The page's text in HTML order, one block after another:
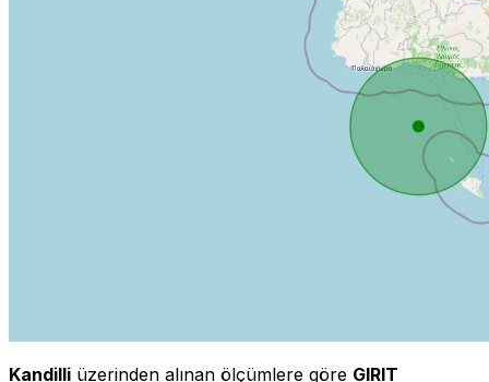
Kandilli üzerinden alınan ölçümlere göre GIRIT